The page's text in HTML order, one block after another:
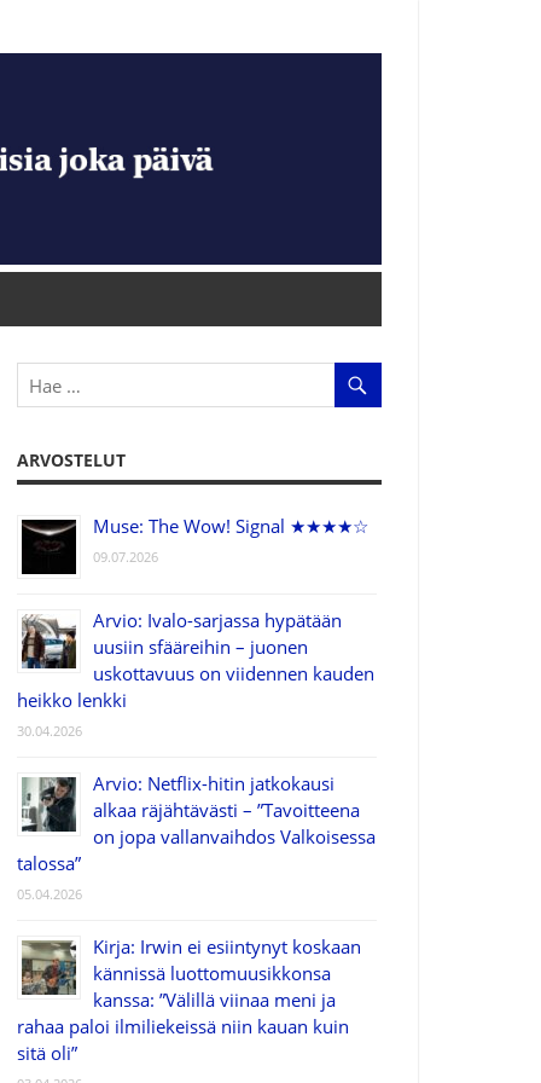
ARVOSTELUT
Muse: The Wow! Signal ★★★★☆
09.07.2026
Arvio: Ivalo-sarjassa hypätään
uusiin sfääreihin – juonen
uskottavuus on viidennen kauden
heikko lenkki
30.04.2026
Arvio: Netflix-hitin jatkokausi
alkaa räjähtävästi – ”Tavoitteena
on jopa vallanvaihdos Valkoisessa
talossa”
05.04.2026
Kirja: Irwin ei esiintynyt koskaan
kännissä luottomuusikkonsa
kanssa: ”Välillä viinaa meni ja
rahaa paloi ilmiliekeissä niin kauan kuin
sitä oli”